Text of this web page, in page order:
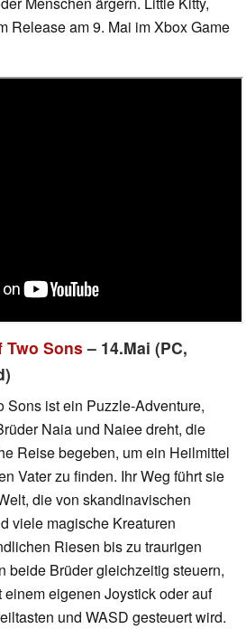
Release am 9. Mai im Xbox Game
Two Sons – 14.Mai (PC,
Sons ist ein Puzzle-Adventure,
Naia und Naiee dreht, die
Reise begeben, um ein Heilmittel
Vater zu finden. Ihr Weg führt sie
die von skandinavischen
viele magische Kreaturen
Riesen bis zu traurigen
beide Brüder gleichzeitig steuern,
eigenen Joystick oder auf
und WASD gesteuert wird.